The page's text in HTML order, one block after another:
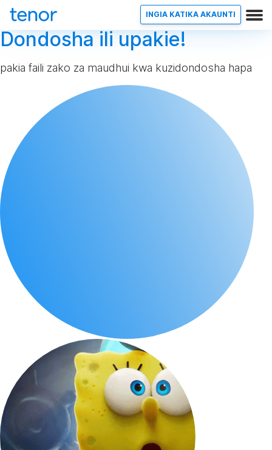
INGIA KATIKA AKAUNTI
Dondosha ili upakie!
pakia faili zako za maudhui kwa kuzidondosha hapa